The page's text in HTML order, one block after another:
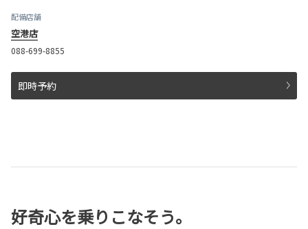
配備店舗
空港店
088-699-8855
即時予約
好奇心を乗りこなそう。